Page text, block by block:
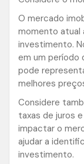
O mercado
momento atual
investimento.
em um período
pode
melhores
Considere
taxas de juros
impactar o
ajudar a
investimento.